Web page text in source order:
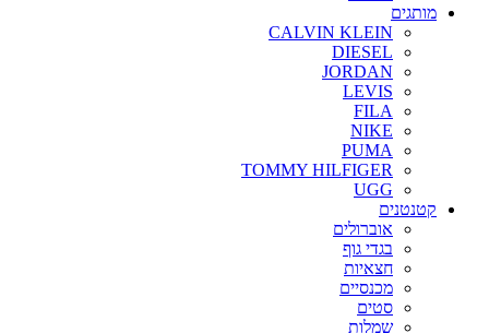
מותגים
CALVIN KLEIN
DIESEL
JORDAN
LEVIS
FILA
NIKE
PUMA
TOMMY HILFIGER
UGG
קטנטנים
אוברולים
בגדי גוף
חצאיות
מכנסיים
סטים
שמלות